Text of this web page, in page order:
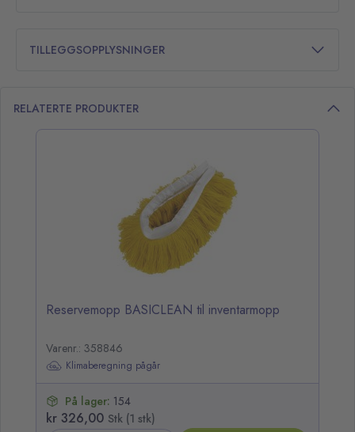
TILLEGGSOPPLYSNINGER
RELATERTE PRODUKTER
Reservemopp BASICLEAN til inventarmopp
Varenr.: 358846
Klimaberegning pågår
På lager: 154
kr 326,00 Stk (1 stk)